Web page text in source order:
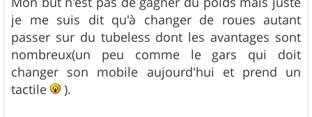
je me suis dit qu'à changer de roues autant
passer sur du tubeless dont les avantages sont
nombreux(un peu comme le gars qui doit
changer son mobile aujourd'hui et prend un
tactile
).